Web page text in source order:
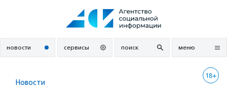
новости сервисы поиск меню
18+
Новости